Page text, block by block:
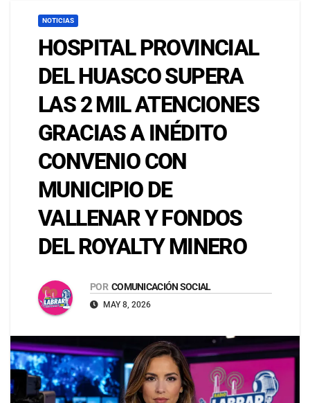
NOTICIAS
HOSPITAL PROVINCIAL
DEL HUASCO SUPERA
LAS 2 MIL ATENCIONES
GRACIAS A INÉDITO
CONVENIO CON
MUNICIPIO DE
VALLENAR Y FONDOS
DEL ROYALTY MINERO
POR COMUNICACIÓN SOCIAL
MAY 8, 2026